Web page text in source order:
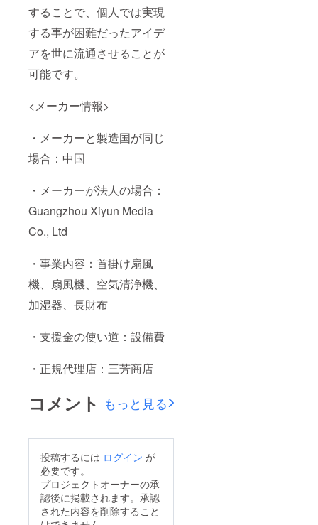
することで、個人では実現
する事が困難だったアイデ
アを世に流通させることが
可能です。
<メーカー情報>
・メーカーと製造国が同じ
場合：中国
・メーカーが法人の場合：
Guangzhou Xiyun Media
Co., Ltd
・事業内容：首掛け扇風
機、扇風機、空気清浄機、
加湿器、長財布
・支援金の使い道：設備費
・正規代理店：三芳商店
コメント もっと見る
投稿するには ログイン が
必要です。
プロジェクトオーナーの承
認後に掲載されます。承認
された内容を削除すること